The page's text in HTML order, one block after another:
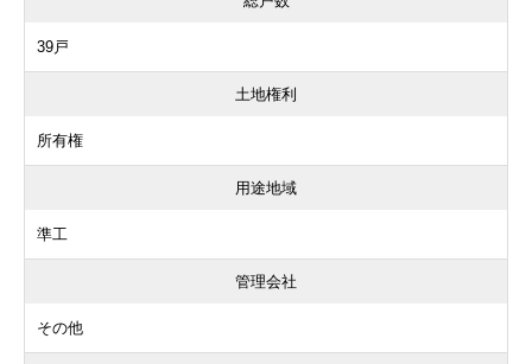
39戸
土地権利
所有権
用途地域
準工
管理会社
その他